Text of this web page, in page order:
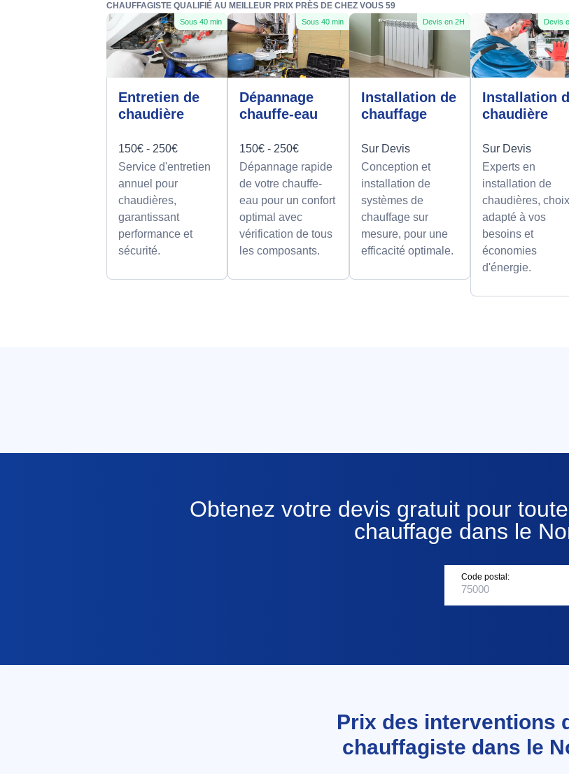
CHAUFFAGISTE QUALIFIÉ AU MEILLEUR PRIX PRÈS DE CHEZ VOUS 59
Sous 40 min
Entretien de
chaudière
150€ - 250€
Service d'entretien
annuel pour
chaudières,
garantissant
performance et
sécurité.
Sous 40 min
Dépannage
chauffe-eau
150€ - 250€
Dépannage rapide
de votre chauffe-
eau pour un confort
optimal avec
vérification de tous
les composants.
Devis en 2H
Installation de
chauffage
Sur Devis
Conception et
installation de
systèmes de
chauffage sur
mesure, pour une
efficacité optimale.
Devis
Installation
chaudière
Sur Devis
Experts en
installation de
chaudières, choix
adapté à vos
besoins et
économies
d'énergie.
Obtenez votre devis gratuit pour
chauffage dans le
Code postal:
Prix des interventions
chauffagiste dans le